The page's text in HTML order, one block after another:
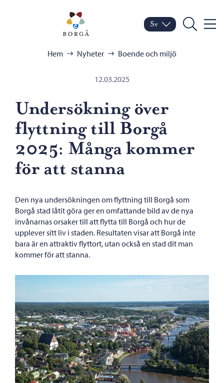
Porvoo – Gå till
Byt språk
Nuvarande språk:
Sv
Sök Meny
Hem Nyheter Boende och miljö
12.03.2025
Undersökning över
flyttning till Borgå
2025: Många kommer
för att stanna
Den nya undersökningen om flyttning till Borgå som
Borgå stad låtit göra ger en omfattande bild av de nya
invånarnas orsaker till att flytta till Borgå och hur de
upplever sitt liv i staden. Resultaten visar att Borgå inte
bara är en attraktiv flyttort, utan också en stad dit man
kommer för att stanna.